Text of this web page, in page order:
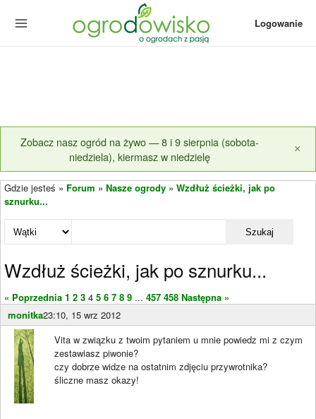
Logowanie
Zobacz nasz ogród na żywo — 8 i 9 sierpnia (sobota-
niedziela), kiermasz w niedzielę
×
Gdzie jesteś » Forum » Nasze ogrody » Wzdłuż ścieżki, jak po
sznurku...
Szukaj
Wzdłuż ścieżki, jak po sznurku...
« Poprzednia 1 2 3 4 5 6 7 8 9 ... 457 458 Następna »
monitka23:10, 15 wrz 2012
Vita w związku z twoim pytaniem u mnie powiedz mi z czym
zestawiasz piwonie?
czy dobrze widze na ostatnim zdjęciu przywrotnika?
śliczne masz okazy!